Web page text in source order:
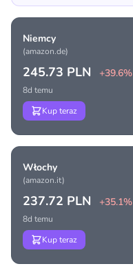
Niemcy
(amazon.de)
245.73 PLN +39.6%
8d temu
Kup teraz
Włochy
(amazon.it)
237.72 PLN +35.1%
8d temu
Kup teraz